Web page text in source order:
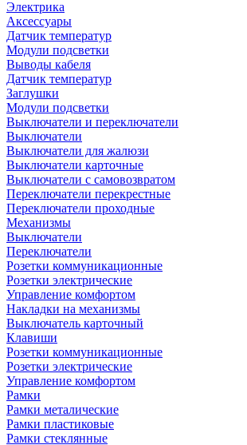
Электрика
Аксессуары
Датчик температур
Модули подсветки
Выводы кабеля
Датчик температур
Заглушки
Модули подсветки
Выключатели и переключатели
Выключатели
Выключатели для жалюзи
Выключатели карточные
Выключатели с самовозвратом
Переключатели перекрестные
Переключатели проходные
Механизмы
Выключатели
Переключатели
Розетки коммуникационные
Розетки электрические
Управление комфортом
Накладки на механизмы
Выключатель карточный
Клавиши
Розетки коммуникационные
Розетки электрические
Управление комфортом
Рамки
Рамки металические
Рамки пластиковые
Рамки стеклянные